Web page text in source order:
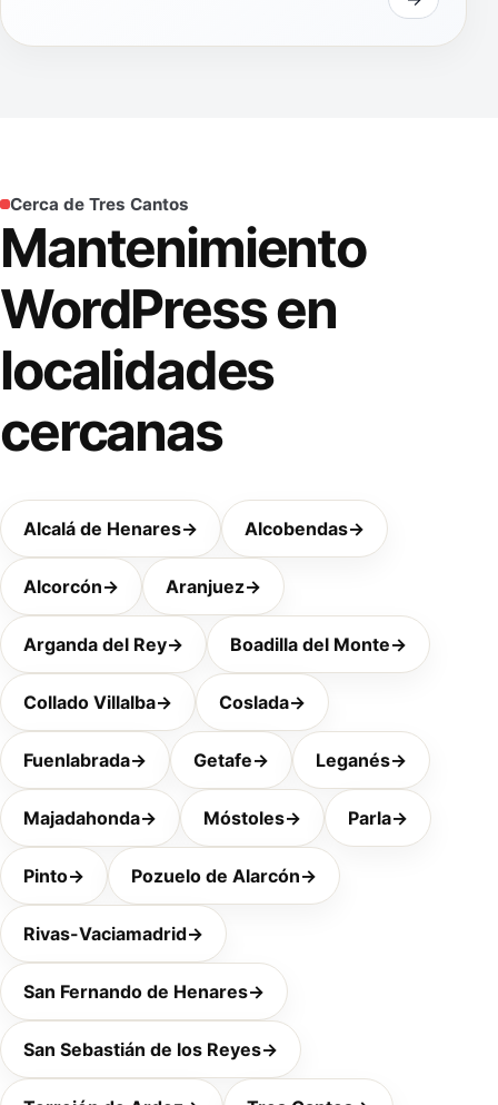
Cerca de Tres Cantos
Mantenimiento
WordPress en
localidades
cercanas
Alcalá de Henares→ Alcobendas→
Alcorcón→ Aranjuez→
Arganda del Rey→ Boadilla del Monte→
Collado Villalba→ Coslada→
Fuenlabrada→ Getafe→ Leganés→
Majadahonda→ Móstoles→ Parla→
Pinto→ Pozuelo de Alarcón→
Rivas-Vaciamadrid→
San Fernando de Henares→
San Sebastián de los Reyes→